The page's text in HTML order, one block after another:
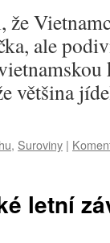
ale
většina
, Suroviny |
letní